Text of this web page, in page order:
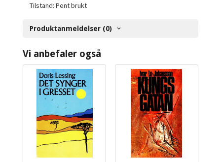
Tilstand: Pent brukt
Produktanmeldelser (0)
Vi anbefaler også